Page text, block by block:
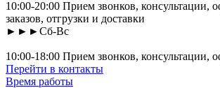
10:00-20:00 Прием звонков, консультации,
заказов, отгрузки и доставки
►►►Сб-Вс
10:00-18:00 Прием звонков, консультации,
Перейти в контакты
Время работы